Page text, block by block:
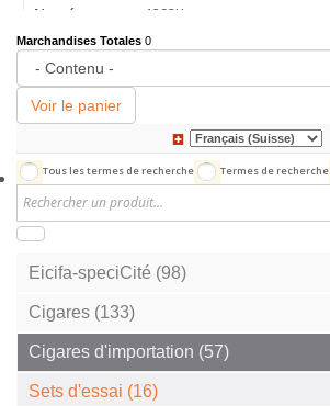
Numéro
d'article
1292K
Prix
Marchandises Totales 0
Voir le panier
Tous les termes de recherche Termes de recherche
Eicifa-speciCité (98)
Cigares (133)
Cigares d'importation (57)
Sets d'essai (16)